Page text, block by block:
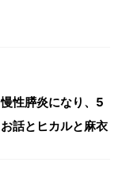
性膵炎になり、5
話とヒカルと麻衣